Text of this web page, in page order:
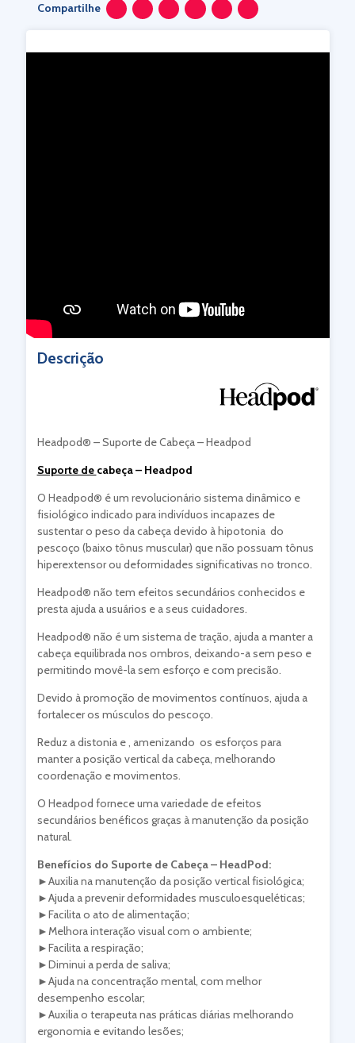
Compartilhe
Descrição
Headpod® – Suporte de Cabeça – Headpod
Suporte de cabeça – Headpod
O Headpod® é um revolucionário sistema dinâmico e
fisiológico indicado para indivíduos incapazes de
sustentar o peso da cabeça devido à hipotonia do
pescoço (baixo tônus muscular) que não possuam tônus
hiperextensor ou deformidades significativas no tronco.
Headpod® não tem efeitos secundários conhecidos e
presta ajuda a usuários e a seus cuidadores.
Headpod® não é um sistema de tração, ajuda a manter a
cabeça equilibrada nos ombros, deixando-a sem peso e
permitindo movê-la sem esforço e com precisão.
Devido à promoção de movimentos contínuos, ajuda a
fortalecer os músculos do pescoço.
Reduz a distonia e , amenizando os esforços para
manter a posição vertical da cabeça, melhorando
coordenação e movimentos.
O Headpod fornece uma variedade de efeitos
secundários benéficos graças à manutenção da posição
natural.
Benefícios do Suporte de Cabeça – HeadPod:
►Auxilia na manutenção da posição vertical fisiológica;
►Ajuda a prevenir deformidades musculoesqueléticas;
►Facilita o ato de alimentação;
►Melhora interação visual com o ambiente;
►Facilita a respiração;
►Diminui a perda de saliva;
►Ajuda na concentração mental, com melhor
desempenho escolar;
►Auxilia o terapeuta nas práticas diárias melhorando
ergonomia e evitando lesões;